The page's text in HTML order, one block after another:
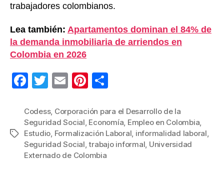
trabajadores colombianos.
Lea también: Apartamentos dominan el 84% de
la demanda inmobiliaria de arriendos en
Colombia en 2026
F
c
e
b
o
T
tt
er
E
ail
Pi
er
e
st
m
p
ar
Etiquetas
Codess, Corporación para el Desarrollo de la
Seguridad Social Economía Empleo en Colombia
Estudio Formalización Laboral informalidad laboral
Seguridad Social ,trabajo informal Universidad
Externado de Colombia